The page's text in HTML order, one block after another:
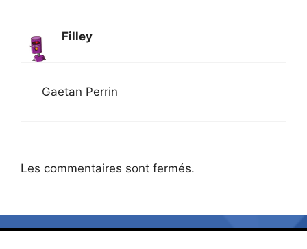
Filley
Gaetan Perrin
Les commentaires sont fermés.